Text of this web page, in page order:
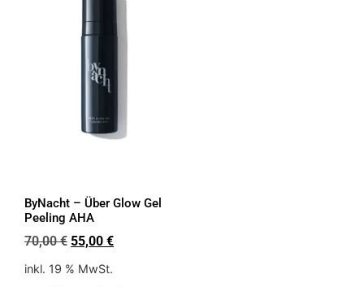
ByNacht – Über Glow Gel
Peeling AHA
70,00€ 55,00 €
inkl. 19 % MwSt.